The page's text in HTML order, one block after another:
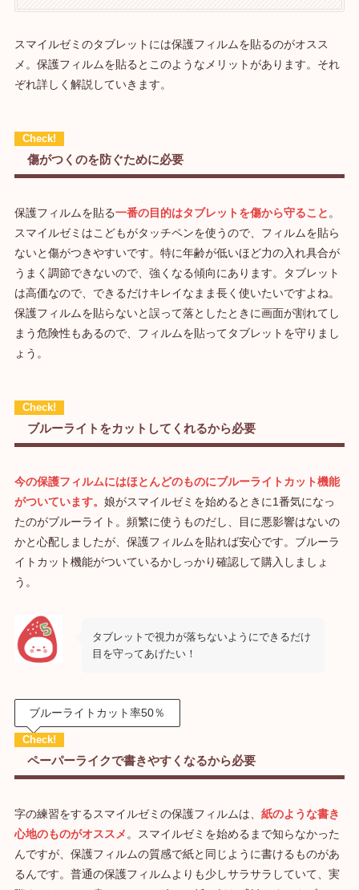
スマイルゼミのタブレットには保護フィルムを貼るのがオスス
メ。保護フィルムを貼るとこのようなメリットがあります。それ
ぞれ詳しく解説していきます。
傷がつくのを防ぐために必要
保護フィルムを貼る一番の目的はタブレットを傷から守ること 。
スマイルゼミはこどもがタッチペンを使うので、フィルムを貼ら
ないと傷がつきやすいです。特に年齢が低いほど力の入れ具合が
うまく調節できないので、強くなる傾向にあります。タブレット
は高価なので、できるだけキレイなまま長く使いたいですよね。
保護フィルムを貼らないと誤って落としたときに画面が割れてし
まう危険性もあるので、フィルムを貼ってタブレットを守りまし
ょう。
ブルーライトをカットしてくれるから必要
今の保護フィルムにはほとんどのものにブルーライトカット機能
がついています。 娘がスマイルゼミを始めるときに1番気になっ
たのがブルーライト。頻繁に使うものだし、目に悪影響はないの
かと心配しましたが、保護フィルムを貼れば安心です。ブルーラ
イトカット機能がついているかしっかり確認して購入しましょ
う。
タブレットで視力が落ちないようにできるだけ
目を守ってあげたい！
ブルーライトカット率50％
ペーパーライクで書きやすくなるから必要
字の練習をするスマイルゼミの保護フィルムは、 紙のような書き
心地のものがオススメ 。スマイルゼミを始めるまで知らなかった
んですが、保護フィルムの質感で紙と同じように書けるものがあ
るんです。普通の保護フィルムよりも少しサラサラしていて、実